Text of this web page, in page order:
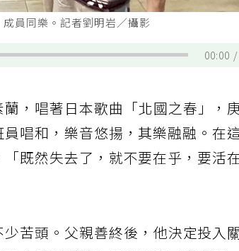
員同樂。記者劉明岩／攝影
00:00
，唱著日本歌曲「北國之春」，
唱和，樂音悠揚，其樂融融。在
既然失去了，就不要在乎，要活
苦頭。父親善終後，他決定投入